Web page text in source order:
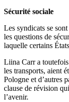
Sécurité sociale
Les syndicats se
les questions de
laquelle certains
Liina Carr a toutefois
les transports, aient
Pologne et d’autres
clause de révision
l’avenir.